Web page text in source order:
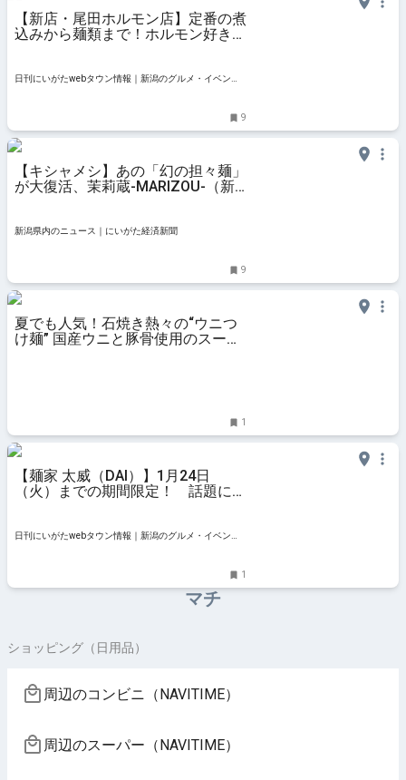
【新店・尾田ホルモン店】定番の煮
込みから麺類まで！ホルモン好き必
日刊にいがたwebタウン情報｜新潟のグルメ・イベン
9
【キシャメシ】あの「幻の担々麺」
が大復活、茉莉蔵-MARIZOU-（新
新潟県内のニュース｜にいがた経済新聞
9
夏でも人気！石焼き熱々の“ウニつ
け麺” 国産ウニと豚骨使用のスープ
1
【麺家 太威（DAI）】1月24日
（火）までの期間限定！ 話題にな
日刊にいがたwebタウン情報｜新潟のグルメ・イベン
1
マチ
ショッピング（日用品）
周辺のコンビニ（NAVITIME）
周辺のスーパー（NAVITIME）